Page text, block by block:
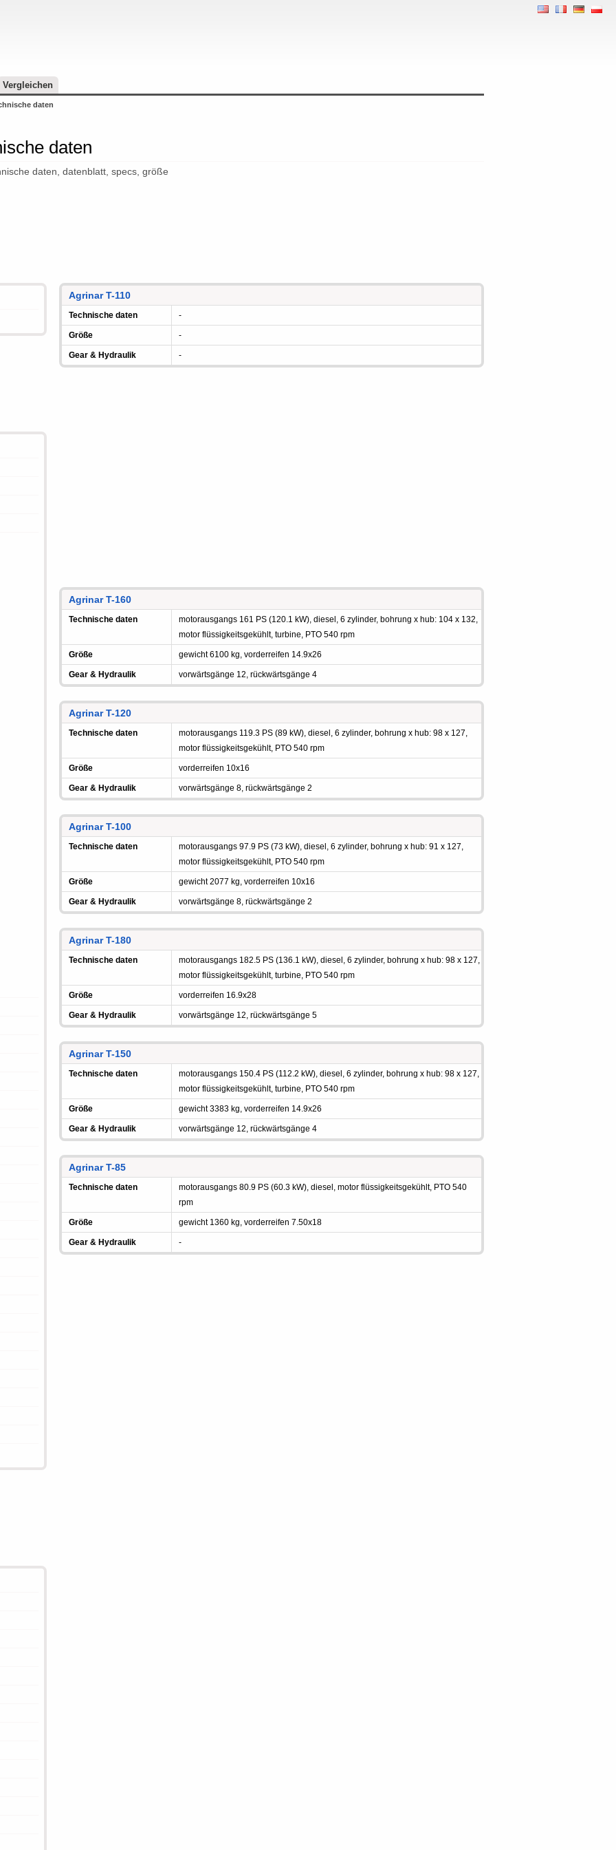
Vergleichen
daten
daten
daten, datenblatt, specs, größe
Agrinar T-110
Technische daten -
Größe -
Gear & Hydraulik -
Agrinar T-160
Technische daten
motorausgangs 161 PS (120.1 kW), diesel, 6 zylinder, bohrung x hub: 104 x 132,
motor flüssigkeitsgekühlt, turbine, PTO 540 rpm
Größe gewicht 6100 kg, vorderreifen 14.9x26
Gear & Hydraulik vorwärtsgänge 12, rückwärtsgänge 4
Agrinar T-120
Technische daten
motorausgangs 119.3 PS (89 kW), diesel, 6 zylinder, bohrung x hub: 98 x 127,
motor flüssigkeitsgekühlt, PTO 540 rpm
Größe vorderreifen 10x16
Gear & Hydraulik vorwärtsgänge 8, rückwärtsgänge 2
Agrinar T-100
Technische daten
motorausgangs 97.9 PS (73 kW), diesel, 6 zylinder, bohrung x hub: 91 x 127,
motor flüssigkeitsgekühlt, PTO 540 rpm
Größe gewicht 2077 kg, vorderreifen 10x16
Gear & Hydraulik vorwärtsgänge 8, rückwärtsgänge 2
Agrinar T-180
Technische daten
motorausgangs 182.5 PS (136.1 kW), diesel, 6 zylinder, bohrung x hub: 98 x 127,
motor flüssigkeitsgekühlt, turbine, PTO 540 rpm
Größe vorderreifen 16.9x28
Gear & Hydraulik vorwärtsgänge 12, rückwärtsgänge 5
Agrinar T-150
Technische daten
motorausgangs 150.4 PS (112.2 kW), diesel, 6 zylinder, bohrung x hub: 98 x 127,
motor flüssigkeitsgekühlt, turbine, PTO 540 rpm
Größe gewicht 3383 kg, vorderreifen 14.9x26
Gear & Hydraulik vorwärtsgänge 12, rückwärtsgänge 4
Agrinar T-85
Technische daten
motorausgangs 80.9 PS (60.3 kW), diesel, motor flüssigkeitsgekühlt, PTO 540
rpm
Größe gewicht 1360 kg, vorderreifen 7.50x18
Gear & Hydraulik -